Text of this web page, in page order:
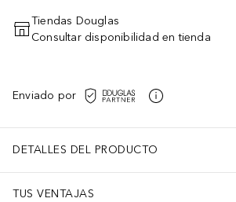
AÑADIR AL CARRITO
Tiendas Douglas
Consultar disponibilidad en tienda
Enviado por
DETALLES DEL PRODUCTO
TUS VENTAJAS